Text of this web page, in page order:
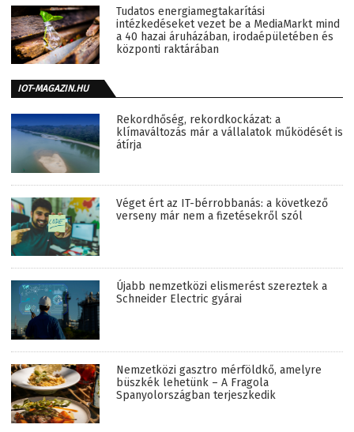
Tudatos energiamegtakarítási
intézkedéseket vezet be a MediaMarkt mind
a 40 hazai áruházában, irodaépületében és
központi raktárában
IOT-MAGAZIN.HU
Rekordhőség, rekordkockázat: a
klímaváltozás már a vállalatok működését is
átírja
Véget ért az IT-bérrobbanás: a következő
verseny már nem a fizetésekről szól
Újabb nemzetközi elismerést szereztek a
Schneider Electric gyárai
Nemzetközi gasztro mérföldkő, amelyre
büszkék lehetünk – A Fragola
Spanyolországban terjeszkedik